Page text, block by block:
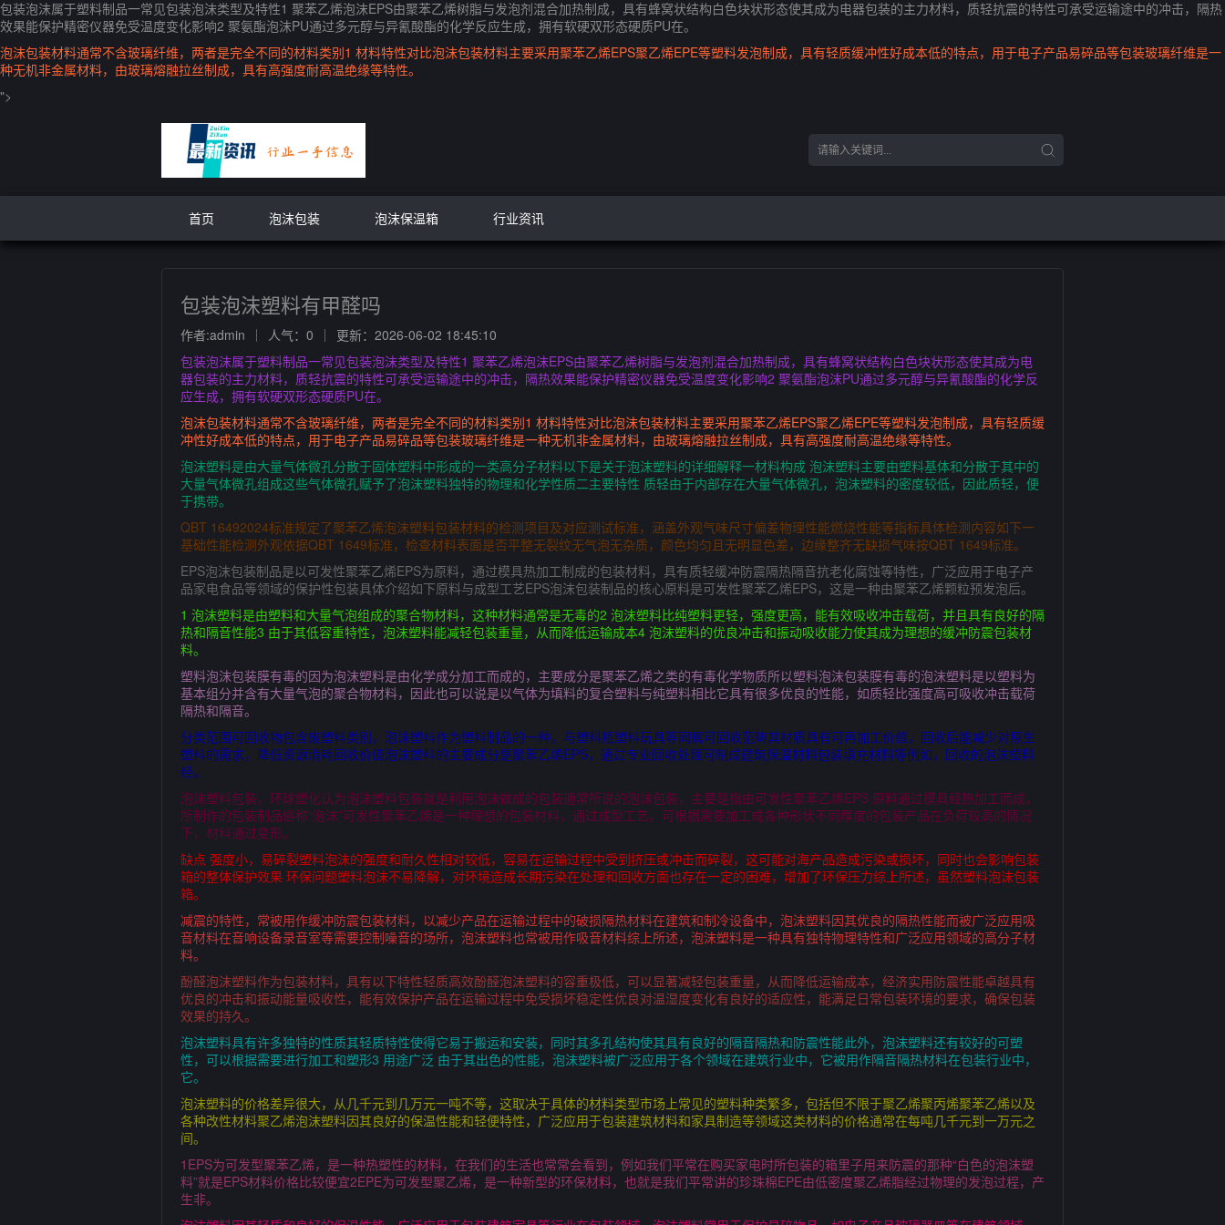
包装泡沫属于塑料制品一常见包装泡沫类型及特性1 聚苯乙烯泡沫EPS由聚苯乙烯树脂与发泡剂混合加热制成，具有蜂窝状结构白色块状形态使其成为电器包装的主力材料，质轻抗震的特性可承受运输途中的冲击，隔热
效果能保护精密仪器免受温度变化影响2 聚氨酯泡沫PU通过多元醇与异氰酸酯的化学反应生成，拥有软硬双形态硬质PU在。
泡沫包装材料通常不含玻璃纤维，两者是完全不同的材料类别1 材料特性对比泡沫包装材料主要采用聚苯乙烯EPS聚乙烯EPE等塑料发泡制成，具有轻质缓冲性好成本低的特点，用于电子产品易碎品等包装玻璃纤维是一
种无机非金属材料，由玻璃熔融拉丝制成，具有高强度耐高温绝缘等特性。
">
首页 泡沫包装 泡沫保温箱 行业资讯
包装泡沫塑料有甲醛吗
作者:admin 人气：0
更新：2026-06-02 18:45:10
包装泡沫属于塑料制品一常见包装泡沫类型及特性1 聚苯乙烯泡沫EPS由聚苯乙烯树脂与发泡剂混合加热制成，具有蜂窝状结构白色块状形态使其成为电
器包装的主力材料，质轻抗震的特性可承受运输途中的冲击，隔热效果能保护精密仪器免受温度变化影响2 聚氨酯泡沫PU通过多元醇与异氰酸酯的化学反
应生成，拥有软硬双形态硬质PU在。
泡沫包装材料通常不含玻璃纤维，两者是完全不同的材料类别1 材料特性对比泡沫包装材料主要采用聚苯乙烯EPS聚乙烯EPE等塑料发泡制成，具有轻质缓
冲性好成本低的特点，用于电子产品易碎品等包装玻璃纤维是一种无机非金属材料，由玻璃熔融拉丝制成，具有高强度耐高温绝缘等特性。
泡沫塑料是由大量气体微孔分散于固体塑料中形成的一类高分子材料以下是关于泡沫塑料的详细解释一材料构成 泡沫塑料主要由塑料基体和分散于其中的
大量气体微孔组成这些气体微孔赋予了泡沫塑料独特的物理和化学性质二主要特性 质轻由于内部存在大量气体微孔，泡沫塑料的密度较低，因此质轻，便
于携带。
QBT 16492024标准规定了聚苯乙烯泡沫塑料包装材料的检测项目及对应测试标准，涵盖外观气味尺寸偏差物理性能燃烧性能等指标具体检测内容如下一
基础性能检测外观依据QBT 1649标准，检查材料表面是否平整无裂纹无气泡无杂质，颜色均匀且无明显色差，边缘整齐无缺损气味按QBT 1649标准。
EPS泡沫包装制品是以可发性聚苯乙烯EPS为原料，通过模具热加工制成的包装材料，具有质轻缓冲防震隔热隔音抗老化腐蚀等特性，广泛应用于电子产
品家电食品等领域的保护性包装具体介绍如下原料与成型工艺EPS泡沫包装制品的核心原料是可发性聚苯乙烯EPS，这是一种由聚苯乙烯颗粒预发泡后。
1 泡沫塑料是由塑料和大量气泡组成的聚合物材料，这种材料通常是无毒的2 泡沫塑料比纯塑料更轻，强度更高，能有效吸收冲击载荷，并且具有良好的隔
热和隔音性能3 由于其低容重特性，泡沫塑料能减轻包装重量，从而降低运输成本4 泡沫塑料的优良冲击和振动吸收能力使其成为理想的缓冲防震包装材
料。
塑料泡沫包装膜有毒的因为泡沫塑料是由化学成分加工而成的，主要成分是聚苯乙烯之类的有毒化学物质所以塑料泡沫包装膜有毒的泡沫塑料是以塑料为
基本组分并含有大量气泡的聚合物材料，因此也可以说是以气体为填料的复合塑料与纯塑料相比它具有很多优良的性能，如质轻比强度高可吸收冲击载荷
隔热和隔音。
分类范围可回收物包含废塑料类别，泡沫塑料作为塑料制品的一种，与塑料瓶塑料玩具等同属可回收范畴其材质具有可再加工价值，回收后能减少对原生
塑料的需求，降低资源消耗回收价值泡沫塑料的主要成分是聚苯乙烯EPS，通过专业回收处理可制成建筑保温材料包装填充材料等例如，回收的泡沫塑料
经。
泡沫塑料包装，环球塑化认为泡沫塑料包装就是利用泡沫做成的包装通常所说的泡沫包装，主要是指由可发性聚苯乙烯EPS 原料通过模具经热加工而成，
所制作的包装制品俗称“泡沫”可发性聚苯乙烯是一种理想的包装材料，通过成型工艺，可根据需要加工成各种形状不同厚度的包装产品在负荷较高的情况
下，材料通过变形。
缺点 强度小，易碎裂塑料泡沫的强度和耐久性相对较低，容易在运输过程中受到挤压或冲击而碎裂，这可能对海产品造成污染或损坏，同时也会影响包装
箱的整体保护效果 环保问题塑料泡沫不易降解，对环境造成长期污染在处理和回收方面也存在一定的困难，增加了环保压力综上所述，虽然塑料泡沫包装
箱。
减震的特性，常被用作缓冲防震包装材料，以减少产品在运输过程中的破损隔热材料在建筑和制冷设备中，泡沫塑料因其优良的隔热性能而被广泛应用吸
音材料在音响设备录音室等需要控制噪音的场所，泡沫塑料也常被用作吸音材料综上所述，泡沫塑料是一种具有独特物理特性和广泛应用领域的高分子材
料。
酚醛泡沫塑料作为包装材料，具有以下特性轻质高效酚醛泡沫塑料的容重极低，可以显著减轻包装重量，从而降低运输成本，经济实用防震性能卓越具有
优良的冲击和振动能量吸收性，能有效保护产品在运输过程中免受损坏稳定性优良对温湿度变化有良好的适应性，能满足日常包装环境的要求，确保包装
效果的持久。
泡沫塑料具有许多独特的性质其轻质特性使得它易于搬运和安装，同时其多孔结构使其具有良好的隔音隔热和防震性能此外，泡沫塑料还有较好的可塑
性，可以根据需要进行加工和塑形3 用途广泛 由于其出色的性能，泡沫塑料被广泛应用于各个领域在建筑行业中，它被用作隔音隔热材料在包装行业中，
它。
泡沫塑料的价格差异很大，从几千元到几万元一吨不等，这取决于具体的材料类型市场上常见的塑料种类繁多，包括但不限于聚乙烯聚丙烯聚苯乙烯以及
各种改性材料聚乙烯泡沫塑料因其良好的保温性能和轻便特性，广泛应用于包装建筑材料和家具制造等领域这类材料的价格通常在每吨几千元到一万元之
间。
1EPS为可发型聚苯乙烯，是一种热塑性的材料，在我们的生活也常常会看到，例如我们平常在购买家电时所包装的箱里子用来防震的那种“白色的泡沫塑
料”就是EPS材料价格比较便宜2EPE为可发型聚乙烯，是一种新型的环保材料，也就是我们平常讲的珍珠棉EPE由低密度聚乙烯脂经过物理的发泡过程，产
生非。